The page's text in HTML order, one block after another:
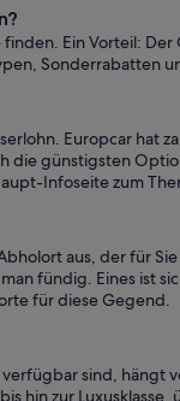
Ein Vorteil:
Sonderrabatten
Europcar hat
günstigsten
Infoseite zum
aus, der für
fündig. Eines ist
für diese Gegend.
sind, hängt
hin zur